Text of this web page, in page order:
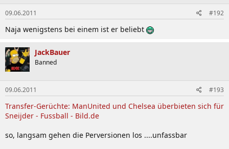
09.06.2011 #192
Naja wenigstens bei einem ist er beliebt
JackBauer
Banned
09.06.2011 #193
Transfer-Gerüchte: ManUnited und Chelsea überbieten sich für
Sneijder - Fussball - Bild.de
so, langsam gehen die Perversionen los ....unfassbar